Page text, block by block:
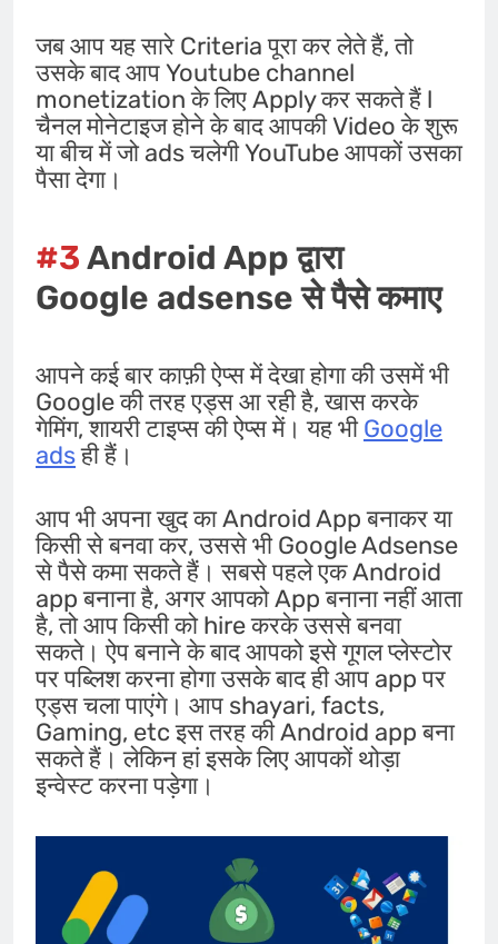
जब आप यह सारे Criteria पूरा कर लेते हैं, तो
उसके बाद आप Youtube channel
monetization के लिए Apply कर सकते हैं l
चैनल मोनेटाइज होने के बाद आपकी Video के शुरू
या बीच में जो ads चलेगी YouTube आपकों उसका
पैसा देगा।
#3Android App द्वारा
Google adsense से पैसे कमाए
आपने कई बार काफ़ी ऐप्स में देखा होगा की उसमें भी
Google की तरह एड्स आ रही है, खास करके
गेमिंग, शायरी टाइप्स की ऐप्स में। यह भीGoogle
adsही हैं।
आप भी अपना खुद का Android App बनाकर या
किसी से बनवा कर, उससे भी Google Adsense
से पैसे कमा सकते हैं। सबसे पहले एक Android
app बनाना है, अगर आपको App बनाना नहीं आता
है, तो आप किसी को hire करके उससे बनवा
सकते। ऐप बनाने के बाद आपको इसे गूगल प्लेस्टोर
पर पब्लिश करना होगा उसके बाद ही आप app पर
एड्स चला पाएंगे। आप shayari, facts,
Gaming, etc इस तरह की Android app बना
सकते हैं। लेकिन हां इसके लिए आपकों थोड़ा
इन्वेस्ट करना पड़ेगा।